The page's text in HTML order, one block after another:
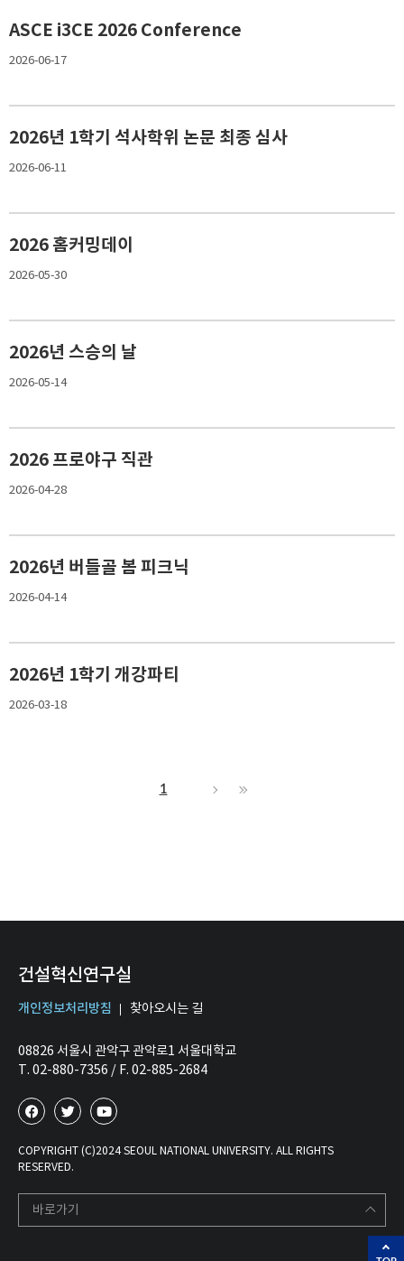
ASCE i3CE 2026 Conference
2026-06-17
2026년 1학기 석사학위 논문 최종 심사
2026-06-11
2026 홈커밍데이
2026-05-30
2026년 스승의 날
2026-05-14
2026 프로야구 직관
2026-04-28
2026년 버들골 봄 피크닉
2026-04-14
2026년 1학기 개강파티
2026-03-18
1
건설혁신연구실
개인정보처리방침 찾아오시는 길
08826 서울시 관악구 관악로1 서울대학교
T. 02-880-7356 / F. 02-885-2684
COPYRIGHT (C)2024 SEOUL NATIONAL UNIVERSITY. ALL RIGHTS
RESERVED.
바로가기